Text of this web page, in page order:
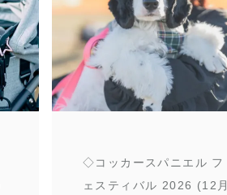
◇コッカースパニエル フ
ェスティバル 2026 (12